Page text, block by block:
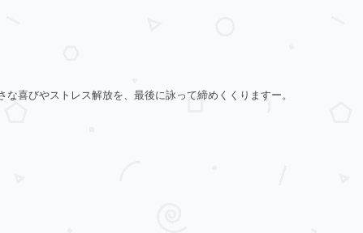
喜びやストレス解放を、最後に詠って締めくくりますー。